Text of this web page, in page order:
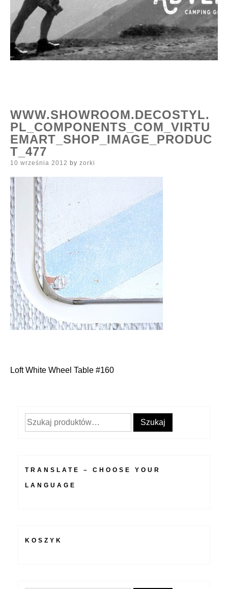
WWW.SHOWROOM.DECOSTYL.
PL_COMPONENTS_COM_VIRTU
EMART_SHOP_IMAGE_PRODUC
T_477
Posted
10 września 2012 by zorki
Nawigacja
Loft White Wheel Table #160
Szukaj: Szukaj
TRANSLATE – CHOOSE YOUR
LANGUAGE
KOSZYK